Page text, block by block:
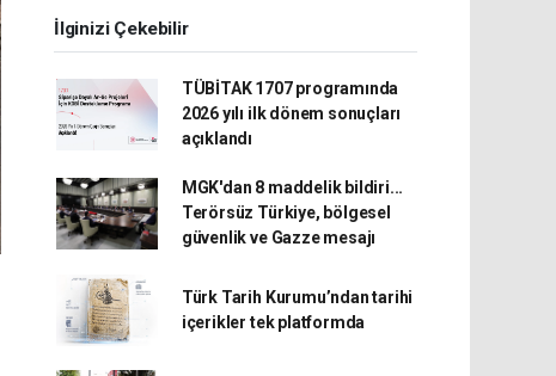
İlginizi Çekebilir
TÜBİTAK 1707 programında
2026 yılı ilk dönem sonuçları
açıklandı
MGK'dan 8 maddelik bildiri...
Terörsüz Türkiye, bölgesel
güvenlik ve Gazze mesajı
Türk Tarih Kurumu’ndan tarihi
içerikler tek platformda